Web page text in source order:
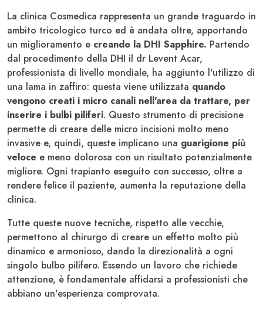
La clinica Cosmedica rappresenta un grande traguardo in
ambito tricologico turco ed è andata oltre, apportando
un miglioramento e creando la DHI Sapphire. Partendo
dal procedimento della DHI il dr Levent Acar,
professionista di livello mondiale, ha aggiunto l'utilizzo di
una lama in zaffiro: questa viene utilizzata quando
vengono creati i micro canali nell'area da trattare, per
inserire i bulbi piliferi. Questo strumento di precisione
permette di creare delle micro incisioni molto meno
invasive e, quindi, queste implicano una guarigione più
veloce e meno dolorosa con un risultato potenzialmente
migliore. Ogni trapianto eseguito con successo, oltre a
rendere felice il paziente, aumenta la reputazione della
clinica.
Tutte queste nuove tecniche, rispetto alle vecchie,
permettono al chirurgo di creare un effetto molto più
dinamico e armonioso, dando la direzionalità a ogni
singolo bulbo pilifero. Essendo un lavoro che richiede
attenzione, è fondamentale affidarsi a professionisti che
abbiano un'esperienza comprovata.